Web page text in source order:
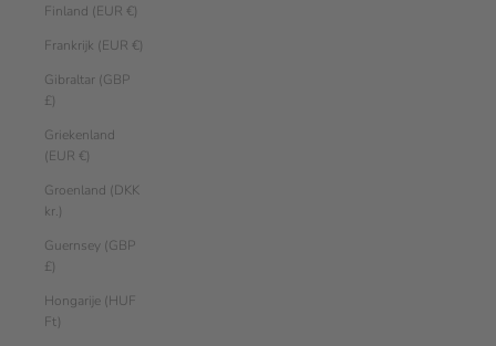
Finland (EUR €)
Frankrijk (EUR €)
Gibraltar (GBP
£)
Griekenland
(EUR €)
Groenland (DKK
kr.)
Guernsey (GBP
£)
Hongarije (HUF
Ft)